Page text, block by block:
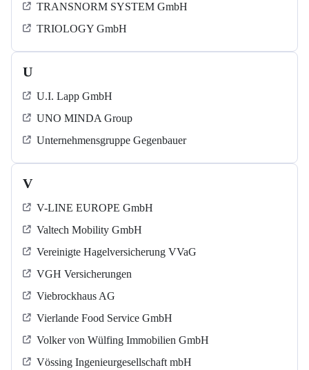
TRANSNORM SYSTEM GmbH
TRIOLOGY GmbH
U
U.I. Lapp GmbH
UNO MINDA Group
Unternehmensgruppe Gegenbauer
V
V-LINE EUROPE GmbH
Valtech Mobility GmbH
Vereinigte Hagelversicherung VVaG
VGH Versicherungen
Viebrockhaus AG
Vierlande Food Service GmbH
Volker von Wülfing Immobilien GmbH
Vössing Ingenieurgesellschaft mbH